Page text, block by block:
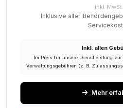
inkl. MwSt.
Inklusive aller
Inkl. allen
Im Preis für unsere Dienstleistung
Verwaltungsgebühren (z. B.
Mehr